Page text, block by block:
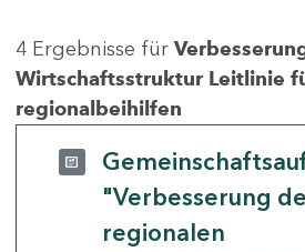
4 Ergebnisse für
Wirtschaftsstruktur Leitlinie
regionalbeihilfen
"Verbesserung
regionalen